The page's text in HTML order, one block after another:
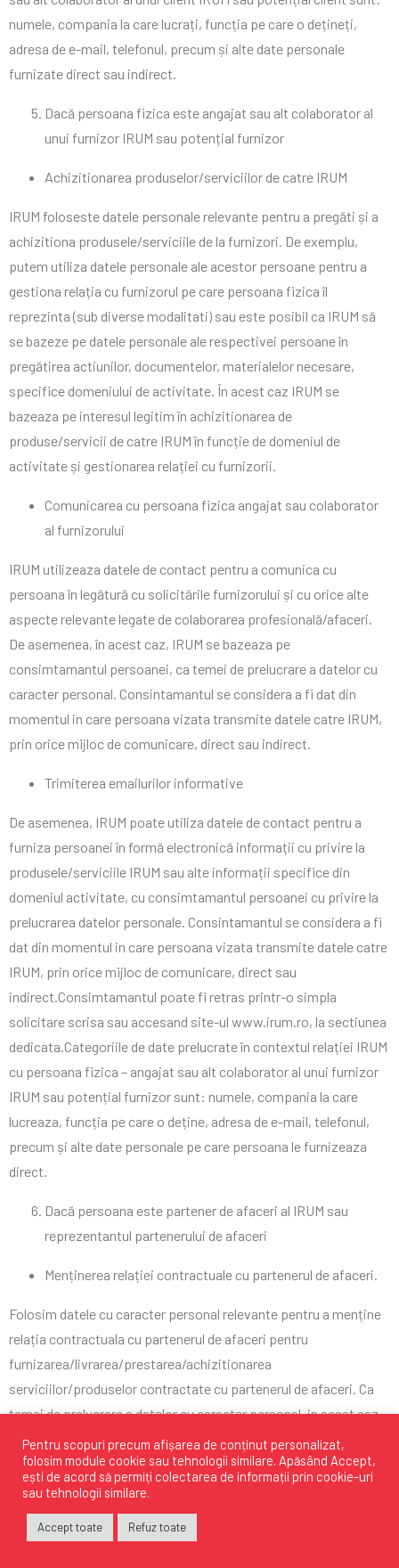
numele, compania la care lucrați, funcția pe care o dețineți,
adresa de e-mail, telefonul, precum și alte date personale
furnizate direct sau indirect.
Dacă persoana fizica este angajat sau alt colaborator al
unui furnizor IRUM sau potențial furnizor
Achizitionarea produselor/serviciilor de catre IRUM
IRUM foloseste datele personale relevante pentru a pregăti și a
achizitiona produsele/serviciile de la furnizori. De exemplu,
putem utiliza datele personale ale acestor persoane pentru a
gestiona relația cu furnizorul pe care persoana fizica îl
reprezinta (sub diverse modalitati) sau este posibil ca IRUM să
se bazeze pe datele personale ale respectivei persoane în
pregătirea actiunilor, documentelor, materialelor necesare,
specifice domeniului de activitate. În acest caz IRUM se
bazeaza pe interesul legitim în achizitionarea de
produse/servicii de catre IRUM în funcție de domeniul de
activitate și gestionarea relației cu furnizorii.
Comunicarea cu persoana fizica angajat sau colaborator
al furnizorului
IRUM utilizeaza datele de contact pentru a comunica cu
persoana în legătură cu solicitările furnizorului și cu orice alte
aspecte relevante legate de colaborarea profesională/afaceri.
De asemenea, în acest caz, IRUM se bazeaza pe
consimtamantul persoanei, ca temei de prelucrare a datelor cu
caracter personal. Consintamantul se considera a fi dat din
momentul in care persoana vizata transmite datele catre IRUM,
prin orice mijloc de comunicare, direct sau indirect.
Trimiterea emailurilor informative
De asemenea, IRUM poate utiliza datele de contact pentru a
furniza persoanei în formă electronică informații cu privire la
produsele/serviciile IRUM sau alte informații specifice din
domeniul activitate, cu consimtamantul persoanei cu privire la
prelucrarea datelor personale. Consintamantul se considera a fi
dat din momentul in care persoana vizata transmite datele catre
IRUM, prin orice mijloc de comunicare, direct sau
indirect.Consimtamantul poate fi retras printr-o simpla
solicitare scrisa sau accesand site-ul www.irum.ro, la sectiunea
dedicata.Categoriile de date prelucrate în contextul relației IRUM
cu persoana fizica – angajat sau alt colaborator al unui furnizor
IRUM sau potențial furnizor sunt: numele, compania la care
lucreaza, funcția pe care o deține, adresa de e-mail, telefonul,
precum și alte date personale pe care persoana le furnizeaza
direct.
Dacă persoana este partener de afaceri al IRUM sau
reprezentantul partenerului de afaceri
Menținerea relației contractuale cu partenerul de afaceri.
Folosim datele cu caracter personal relevante pentru a menține
relația contractuala cu partenerul de afaceri pentru
furnizarea/livrarea/prestarea/achizitionarea
serviciilor/produselor contractate cu partenerul de afaceri. Ca
temei de prelucrare a datelor cu caracter personal, in acest caz
IRUM se bazeaza pe consimtamantul partenerului de afaceri și
pe interesul legitim în
furnizarea/livrarea/prestarea/achizitionarea
serviciilor/produselor în funcție de domeniul specific de
activitate și gestionarea relației de afaceri. Consintamantul se
Pentru scopuri precum afișarea de conținut personalizat,
folosim module cookie sau tehnologii similare. Apăsând Accept,
ești de acord să permiți colectarea de informații prin cookie-uri
sau tehnologii similare.
Accept toate Refuz toate